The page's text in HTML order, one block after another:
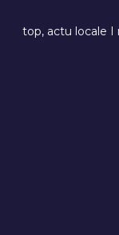
top, actu locale I